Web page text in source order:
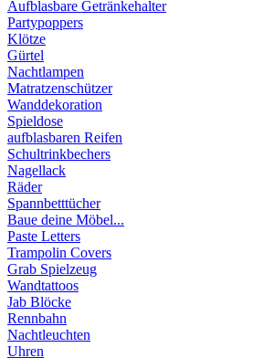
Aufblasbare Getränkehalter
Partypoppers
Klötze
Gürtel
Nachtlampen
Matratzenschützer
Wanddekoration
Spieldose
aufblasbaren Reifen
Schultrinkbechers
Nagellack
Räder
Spannbetttücher
Baue deine Möbel...
Paste Letters
Trampolin Covers
Grab Spielzeug
Wandtattoos
Jab Blöcke
Rennbahn
Nachtleuchten
Uhren